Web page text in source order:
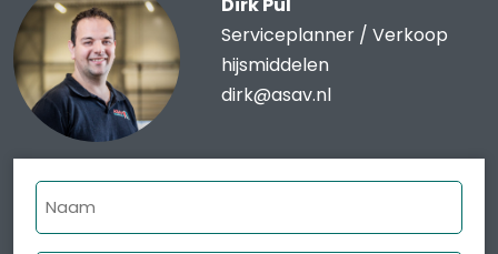
Dirk Pul
Serviceplanner / Verkoop
hijsmiddelen
dirk@asav.nl
Naam